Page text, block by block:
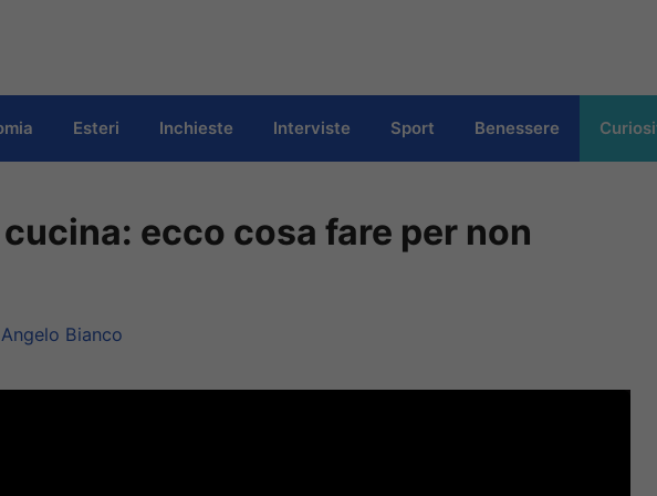
Esteri Inchieste Interviste Sport Benessere
ecco cosa fare per non
Angelo Bianco